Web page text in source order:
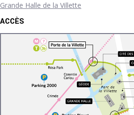
Grande Halle de la Villette
ACCÈS